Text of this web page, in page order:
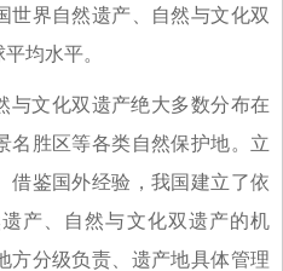
世界自然遗产、自然与文化双
均水平。
与文化双遗产绝大多数分布在
名胜区等各类自然保护地。立
借鉴国外经验，我国建立了依
产、自然与文化双遗产的机
方分级负责、遗产地具体管理